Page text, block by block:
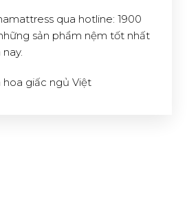
qua hotline: 1900
sản phẩm nệm tốt nhất
hoa giấc ngủ Việt